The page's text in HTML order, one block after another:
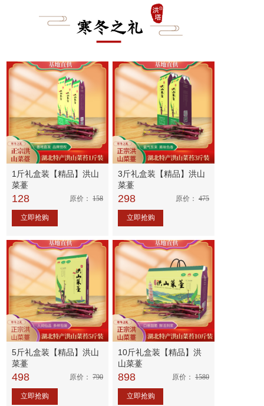
1斤礼盒装【精品】洪山
菜薹
128 原价： 158
立即抢购
3斤礼盒装【精品】洪山
菜薹
298 原价： 475
立即抢购
5斤礼盒装【精品】洪山
菜薹
498 原价： 790
立即抢购
10斤礼盒装【精品】洪
山菜薹
898 原价： 1580
立即抢购